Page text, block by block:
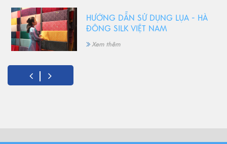
HƯỚNG DẪN SỬ DỤNG LỤA - HÀ
ĐÔNG SILK VIỆT NAM
Xem thêm